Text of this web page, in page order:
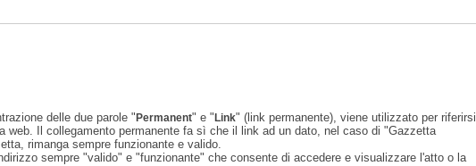
delle due parole "Permanent" e "Link" (link permanente), viene utilizzato per riferirsi
web. Il collegamento permanente fa sì che il link ad un dato, nel caso di "Gazzetta
rimanga sempre funzionante e valido.
sempre "valido" e "funzionante" che consente di accedere e visualizzare l'atto o la